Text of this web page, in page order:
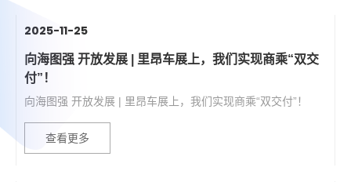
2025-11-25
向海图强 开放发展 | 里昂车展上，我们实现商乘“双交
付”！
向海图强 开放发展 | 里昂车展上，我们实现商乘“双交付”！
查看更多